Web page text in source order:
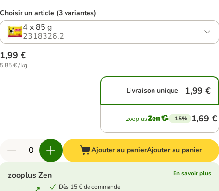
Choisir un article (3 variantes)
4 x 85 g
2318326.2
1,99 €
5,85 € / kg
Livraison unique 1,99 €
-15% 1,69 €
Ajouter au panierAjouter au panier
zooplus Zen
En savoir plus
Dès 15 € de commande